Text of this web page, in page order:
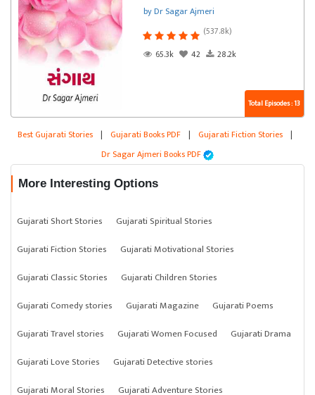
by Dr Sagar Ajmeri
(537.8k)
65.3k
42 28.2k
Total Episodes : 13
Best Gujarati Stories | Gujarati Books PDF | Gujarati Fiction Stories |
Dr Sagar Ajmeri Books PDF
More Interesting Options
Gujarati Short Stories
Gujarati Spiritual Stories
Gujarati Fiction Stories
Gujarati Motivational Stories
Gujarati Classic Stories
Gujarati Children Stories
Gujarati Comedy stories
Gujarati Magazine
Gujarati Poems
Gujarati Travel stories
Gujarati Women Focused
Gujarati Drama
Gujarati Love Stories
Gujarati Detective stories
Gujarati Moral Stories
Gujarati Adventure Stories